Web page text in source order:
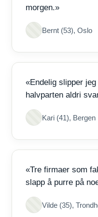
morgen.»
Bernt (53), Oslo
«Endelig slipper
halvparten aldri
Kari (41), Bergen
«Tre firmaer som
slapp å purre på
Vilde (35),